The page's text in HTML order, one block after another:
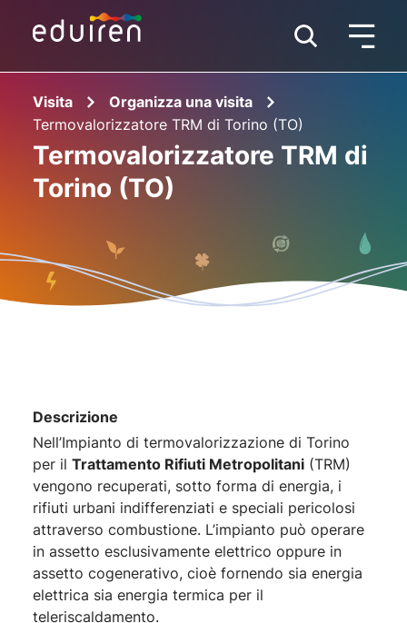
Visita
Organizza una visita
Termovalorizzatore TRM di Torino (TO)
Termovalorizzatore TRM di
Torino (TO)
Descrizione
Nell’Impianto di termovalorizzazione di Torino
per il Trattamento Rifiuti Metropolitani (TRM)
vengono recuperati, sotto forma di energia, i
rifiuti urbani indifferenziati e speciali pericolosi
attraverso combustione. L’impianto può operare
in assetto esclusivamente elettrico oppure in
assetto cogenerativo, cioè fornendo sia energia
elettrica sia energia termica per il
teleriscaldamento.